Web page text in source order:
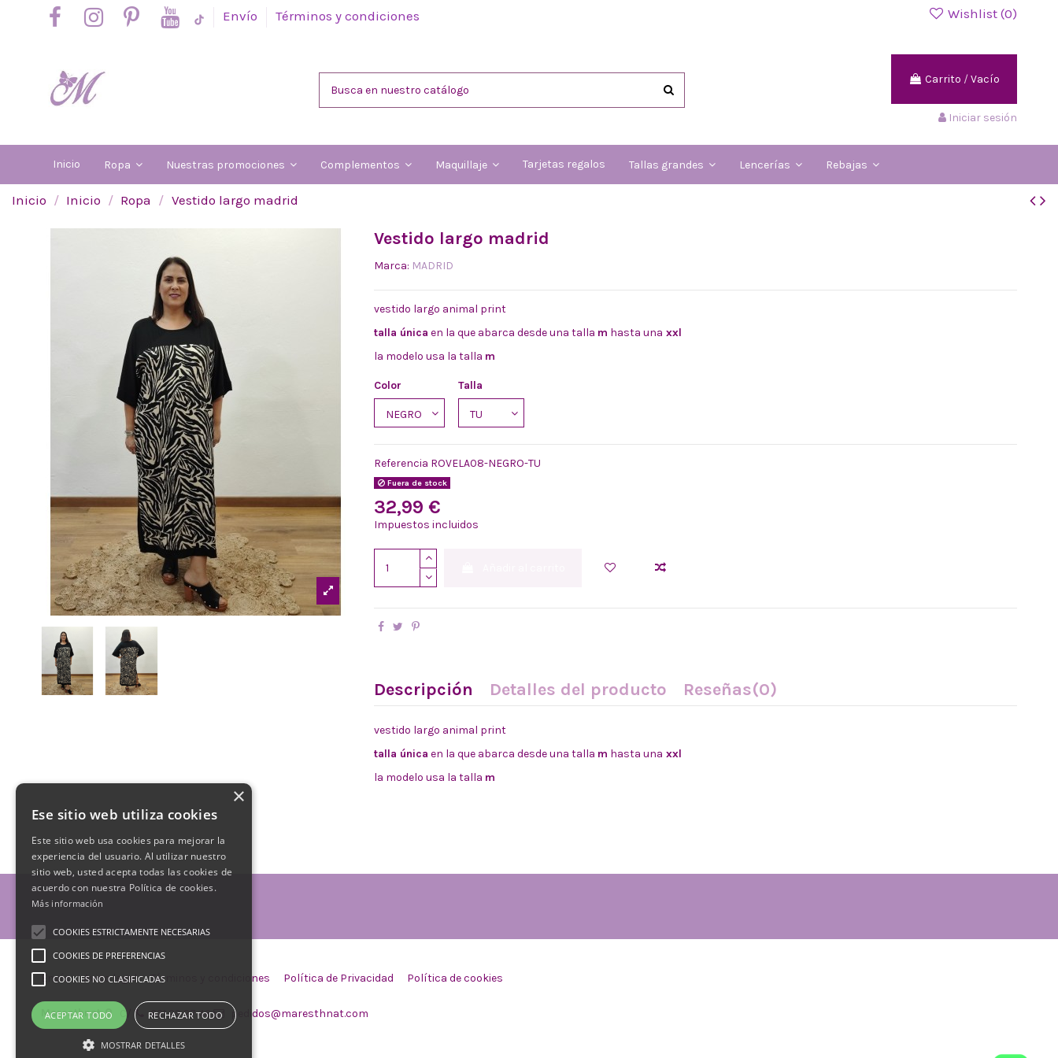
Envío Términos y condiciones Wishlist (0)
Carrito /Vacío
Iniciar sesión
Inicio Ropa Nuestras promociones Complementos Maquillaje Tarjetas regalos Tallas grandes Lencerías Rebajas
Inicio Inicio Ropa Vestido largo madrid
Vestido largo madrid
Marca: MADRID
vestido largo animal print
talla única en la que abarca desde una talla m hasta una xxl
la modelo usa la talla m
Color Talla
Referencia ROVELA08-NEGRO-TU
Fuera de stock
32,99 €
Impuestos incluidos
Descripción Detalles del producto Reseñas(0)
vestido largo animal print
talla única en la que abarca desde una talla m hasta una xxl
la modelo usa la talla m
Envío Aviso legal Términos y condiciones Política de Privacidad Política de cookies
Maresthnat C/ 621 29 27 46 pedidos@maresthnat.com
×
Ese sitio web utiliza cookies
Este sitio web usa cookies para mejorar la
experiencia del usuario. Al utilizar nuestro
sitio web, usted acepta todas las cookies de
acuerdo con nuestra Política de cookies.
Más información
COOKIES ESTRICTAMENTE NECESARIAS
COOKIES DE PREFERENCIAS
COOKIES NO CLASIFICADAS
ACEPTAR TODO RECHAZAR TODO
MOSTRAR DETALLES